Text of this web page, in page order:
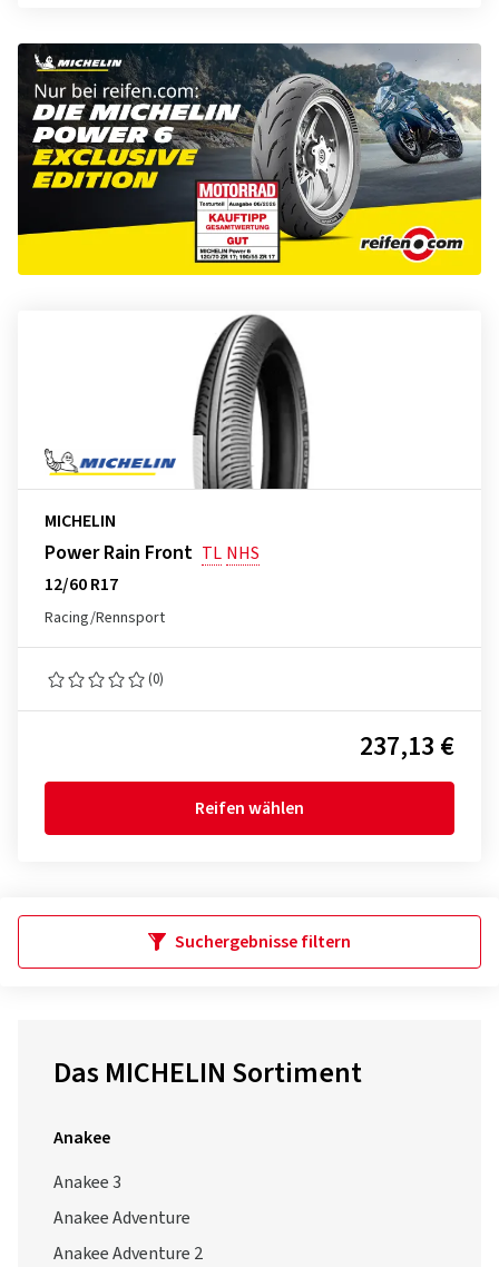
MICHELIN
Power Rain Front TL NHS
12/60 R17
Racing/Rennsport
(0)
237,13 €
Reifen wählen
Suchergebnisse filtern
Das MICHELIN Sortiment
Anakee
Anakee 3
Anakee Adventure
Anakee Adventure 2